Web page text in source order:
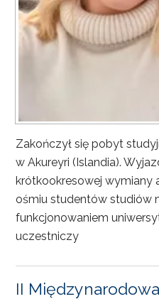
Zakończył się pobyt
w Akureyri (Islandia).
krótkookresowej wymiany
ośmiu studentów studiów
funkcjonowaniem
uczestniczy
II